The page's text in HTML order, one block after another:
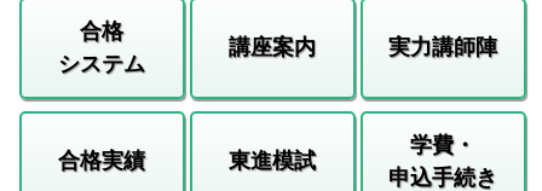
合格
システム
講座案内 実力講師陣
合格実績 東進模試
学費・
申込手続き